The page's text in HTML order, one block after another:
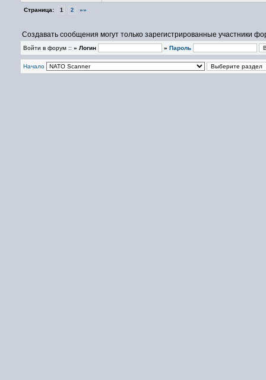
Страница: 1 2 »»
Создавать сообщения могут только зарегистрированные участники
Войти в форум :: » Логин » Пароль
Начало